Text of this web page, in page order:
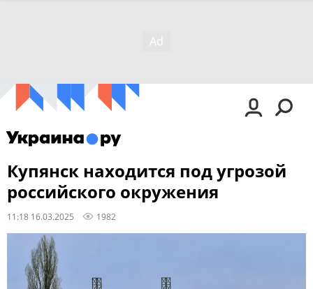
Купянск находится под угрозой
российского окружения
11:18 16.03.2025 1982